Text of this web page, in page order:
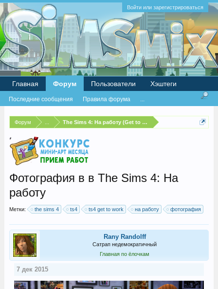
Войти или зарегистрироваться
Форум The Sims 4: На работу (Get to Work)
Фотография в в The Sims 4: На
работу
Метки: the sims 4 ts4 ts4 get to work на работу фотография
Rany Randolff
Сатрап недемократичный
Главная по ёлочкам
7 дек 2015
Главная Форум
Последние сообщения Правила форума ...
Пользователи Хэштеги